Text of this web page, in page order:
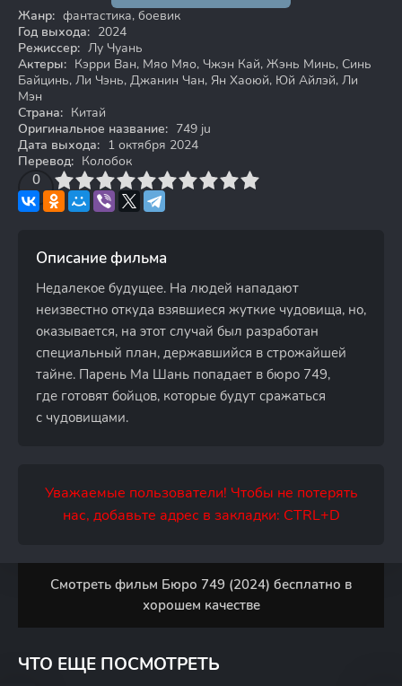
Жанр: фантастика, боевик
Год выхода: 2024
Режиссер: Лу Чуань
Актеры: Кэрри Ван, Мяо Мяо, Чжэн Кай, Жэнь Минь, Синь
Байцинь, Ли Чэнь, Джанин Чан, Ян Хаоюй, Юй Айлэй, Ли
Мэн
Страна: Китай
Оригинальное название: 749 ju
Дата выхода: 1 октября 2024
Перевод: Колобок
0
4 6 7 8 9 10
Описание фильма
Недалекое будущее. На людей нападают
неизвестно откуда взявшиеся жуткие чудовища, но,
оказывается, на этот случай был разработан
специальный план, державшийся в строжайшей
тайне. Парень Ма Шань попадает в бюро 749,
где готовят бойцов, которые будут сражаться
с чудовищами.
Уважаемые пользователи! Чтобы не потерять
нас, добавьте адрес в закладки: CTRL+D
Смотреть фильм Бюро 749 (2024) бесплатно в
хорошем качестве
ЧТО ЕЩЕ ПОСМОТРЕТЬ